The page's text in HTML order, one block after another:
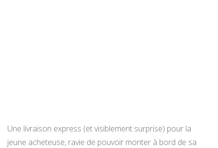
Une livraison express (et visiblement surprise) pour la
jeune acheteuse, ravie de pouvoir monter à bord de sa